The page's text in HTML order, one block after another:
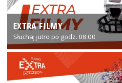
EXTRA FILMY
Słuchaj jutro po godz. 08:00